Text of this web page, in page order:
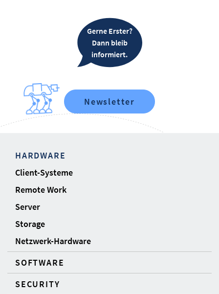
Gerne Erster?
Dann bleib
informiert.
Newsletter
HARDWARE
Client-Systeme
Remote Work
Server
Storage
Netzwerk-Hardware
SOFTWARE
SECURITY